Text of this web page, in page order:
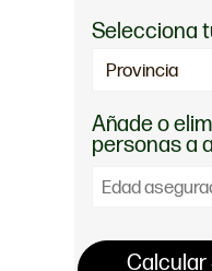
Selecciona
Añade o
personas a
Calcular